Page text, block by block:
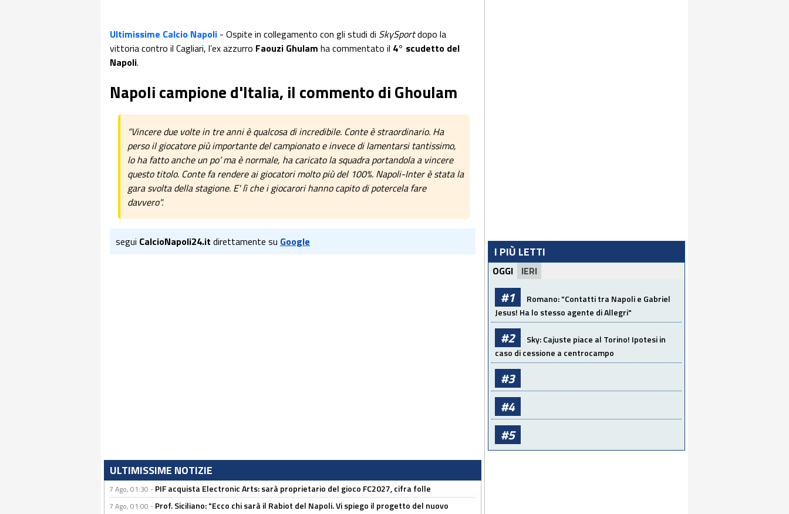
Ultimissime Calcio Napoli - Ospite in collegamento con gli studi di SkySportdopo la
vittoria contro il Cagliari, l’ex azzurro Faouzi Ghulam ha commentato il 4° scudetto del
Napoli.
Napoli campione d'Italia, il commento di Ghoulam
“Vincere due volte in tre anni è qualcosa di incredibile. Conte è straordinario. Ha
perso il giocatore più importante del campionato e invece di lamentarsi tantissimo,
lo ha fatto anche un po’ ma è normale, ha caricato la squadra portandola a vincere
questo titolo. Conte fa rendere ai giocatori molto più del 100%. Napoli-Inter è stata la
gara svolta della stagione. E' lì che i giocarori hanno capito di potercela fare
davvero".
segui CalcioNapoli24.it direttamente su Google
ULTIMISSIME NOTIZIE
7 Ago, 01:30 - PIF acquista Electronic Arts: sarà proprietario del gioco FC2027, cifra folle
7 Ago, 01:00 - Prof. Siciliano: "Ecco chi sarà il Rabiot del Napoli. Vi spiego il progetto del nuovo
I PIÙ LETTI
OGGI IERI
#1
Romano: "Contatti tra Napoli e Gabriel
Jesus! Ha lo stesso agente di Allegri"
#2
Sky: Cajuste piace al Torino! Ipotesi in
caso di cessione a centrocampo
#3
#4
#5